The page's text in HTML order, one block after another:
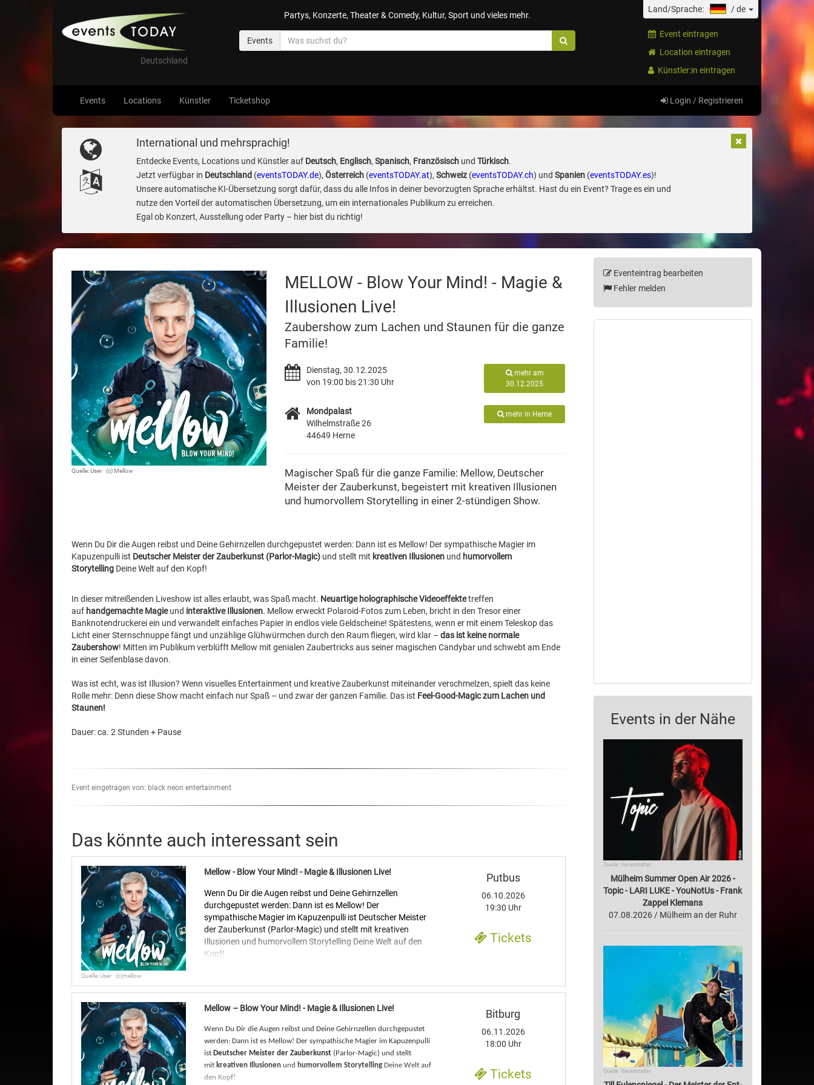
Deutschland
Partys, Konzerte, Theater & Comedy, Kultur, Sport und vieles mehr.
Events
Land/Sprache: /de
Event eintragen
Location eintragen
Künstler:in eintragen
Events Locations Künstler Ticketshop Login / Registrieren
International und mehrsprachig!
Entdecke Events, Locations und Künstler auf Deutsch, Englisch, Spanisch, Französischund Türkisch.
Jetzt verfügbar in Deutschland (eventsTODAY.de), Österreich(eventsTODAY.at), Schweiz(eventsTODAY.ch) und Spanien(eventsTODAY.es)!
Unsere automatische KI-Übersetzung sorgt dafür, dass du alle Infos in deiner bevorzugten Sprache erhältst. Hast du ein Event? Trage es ein und
nutze den Vorteil der automatischen Übersetzung, um ein internationales Publikum zu erreichen.
Egal ob Konzert, Ausstellung oder Party – hier bist du richtig!
Quelle: User · (c) Mellow
MELLOW - Blow Your Mind! - Magie &
Illusionen Live!
Zaubershow zum Lachen und Staunen für die ganze
Familie!
Dienstag, 30.12.2025
von 19:00 bis 21:30 Uhr
mehr am
30.12.2025
Mondpalast
Wilhelmstraße 26
44649 Herne
mehr in Herne
Magischer Spaß für die ganze Familie: Mellow, Deutscher
Meister der Zauberkunst, begeistert mit kreativen Illusionen
und humorvollem Storytelling in einer 2-stündigen Show.
Wenn Du Dir die Augen reibst und Deine Gehirnzellen durchgepustet werden: Dann ist es Mellow! Der sympathische Magier im
Kapuzenpulli ist Deutscher Meister der Zauberkunst (Parlor-Magic) und stellt mit kreativen Illusionen und humorvollem
Storytelling Deine Welt auf den Kopf!
In dieser mitreißenden Liveshow ist alles erlaubt, was Spaß macht. Neuartige holographische Videoeffektetreffen
auf handgemachte Magieund interaktive Illusionen. Mellow erweckt Polaroid-Fotos zum Leben, bricht in den Tresor einer
Banknotendruckerei ein und verwandelt einfaches Papier in endlos viele Geldscheine! Spätestens, wenn er mit einem Teleskop das
Licht einer Sternschnuppe fängt und unzählige Glühwürmchen durch den Raum fliegen, wird klar – das ist keine normale
Zaubershow! Mitten im Publikum verblüfft Mellow mit genialen Zaubertricks aus seiner magischen Candybar und schwebt am Ende
in einer Seifenblase davon.
Was ist echt, was ist Illusion? Wenn visuelles Entertainment und kreative Zauberkunst miteinander verschmelzen, spielt das keine
Rolle mehr: Denn diese Show macht einfach nur Spaß – und zwar der ganzen Familie. Das ist Feel-Good-Magic zum Lachen und
Staunen!
Dauer: ca. 2 Stunden + Pause
Event eingetragen von: black neon entertainment
Das könnte auch interessant sein
Quelle: User · (c)mellow
Mellow - Blow Your Mind! - Magie & Illusionen Live!
Wenn Du Dir die Augen reibst und Deine Gehirnzellen
durchgepustet werden: Dann ist es Mellow! Der
sympathische Magier im Kapuzenpulli ist Deutscher Meister
der Zauberkunst (Parlor-Magic) und stellt mit kreativen
Illusionen und humorvollem Storytelling Deine Welt auf den
Kopf!
macht. Neuartige holographische Videoeffekte treffen auf
handgemachte Magie und interaktive Illusionen. Mellow
erweckt Polaroid-Fotos zum Leben, bricht in den Tresor einer
endlos viele Geldscheine! Spätestens, wenn er mit einem
Teleskop das Licht einer Sternschnuppe fängt und unzählige
Glühwürmchen durch den Raum fliegen, wird klar – das ist
keine normale Zaubershow! Mitten im Publikum verblüfft
Mellow mit genialen Zaubertricks aus seiner magischen
Putbus
06.10.2026
19:30 Uhr
Tickets
Mellow – Blow Your Mind! - Magie & Illusionen Live!
Wenn Du Dir die Augen reibst und Deine Gehirnzellen durchgepustet
werden: Dann ist es Mellow! Der sympathische Magier im Kapuzenpulli
ist Deutscher Meister der Zauberkunst (Parlor-Magic) und stellt
mit kreativen Illusionen und humorvollem Storytelling Deine Welt auf
den Kopf!
Bitburg
06.11.2026
18:00 Uhr
Tickets
Eventeintrag bearbeiten
Fehler melden
Events in der Nähe
Quelle: Veranstalter
Mülheim Summer Open Air 2026 -
Topic - LARI LUKE - YouNotUs - Frank
Zappel Klemans
07.08.2026 / Mülheim an der Ruhr
Quelle: Veranstalter